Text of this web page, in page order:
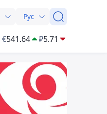
Рус
€541.64 ₽5.71